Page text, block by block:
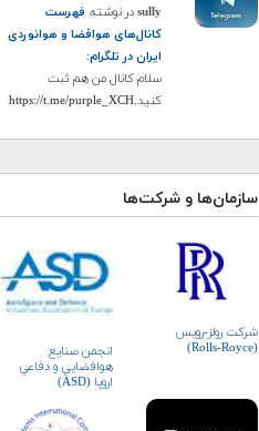
sullyدر نوشته فهرست
کانال‌های هوافضا و هوانوردی
ایران در تلگرام:
سلام کانال من هم ثبت
کنید.https://t.me/purple_XCH
سازمان‌ها و شرکت‌ها
شرکت رولز-رویس
(Rolls-Royce)
انجمن صنايع
هوافضايي و دفاعي
اروپا (ASD)